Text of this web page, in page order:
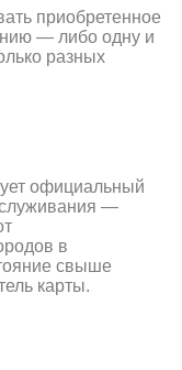
приобретенное
— либо одну и
разных
официальный
—
в
свыше
карты.